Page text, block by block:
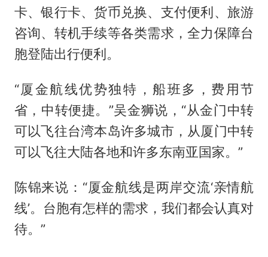
卡、银行卡、货币兑换、支付便利、旅游
咨询、转机手续等各类需求，全力保障台
胞登陆出行便利。
“厦金航线优势独特，船班多，费用节
省，中转便捷。”吴金狮说，“从金门中转
可以飞往台湾本岛许多城市，从厦门中转
可以飞往大陆各地和许多东南亚国家。”
陈锦来说：“厦金航线是两岸交流‘亲情航
线’。台胞有怎样的需求，我们都会认真对
待。”